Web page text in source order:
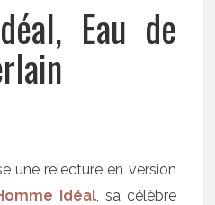
Eau de
une relecture en version
Idéal, sa célèbre